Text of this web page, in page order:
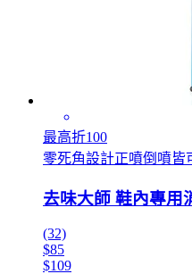
最高折100
零死角設計正噴倒噴皆
去味大師 鞋內專用
(32)
$85
$109